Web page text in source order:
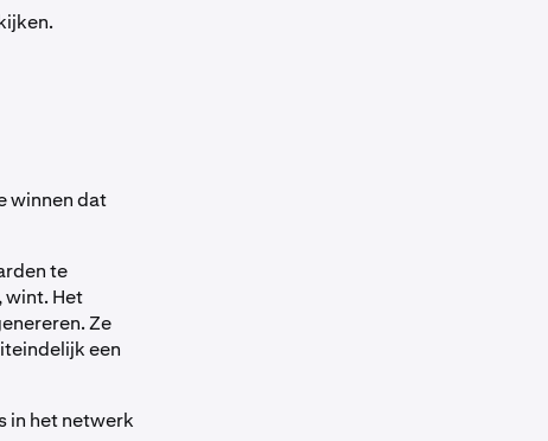
winnen dat
te
wint. Het
Ze
een
in het netwerk